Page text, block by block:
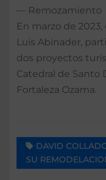
— Remozamiento
En marzo de
Luis Abinader,
dos proyectos
Catedral de Santo
Fortaleza Ozama.
DAVID
SU